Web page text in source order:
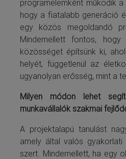
programelemként működik a
hogy a fiatalabb generáció
egy közös megoldandó
Mindemellett fontos,
közösséget építsünk ki,
helyét, függetlenül az
ugyanolyan erősség, mint a
Milyen módon lehet
munkavállalók szakmai
A projektalapú tanulást
amely által valós
szert. Mindemellett, ha egy